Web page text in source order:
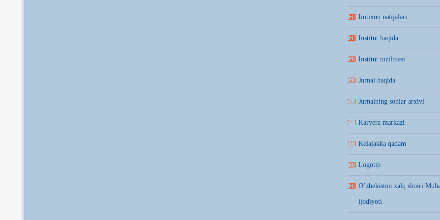
Imtixon natijalari
Institut haqida
Institut tuzilmasi
Jurnal haqida
Jurnalning sonlar arxivi
Karyera markazi
Kelajakka qadam
Logotip
O’zbekiston xalq shoiri
ijodiyoti